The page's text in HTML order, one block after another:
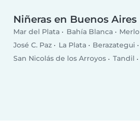
Niñeras en Buenos Aires
Mar del Plata Bahía Blanca Merlo
José C. Paz
La Plata Berazategui
San Nicolás de los Arroyos
Tandil